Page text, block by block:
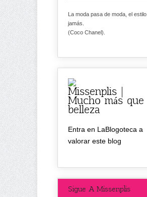
La moda pasa de moda, el estilo
jamás.
(Coco Chanel).
Missenplis |
Mucho más que
belleza
Entra en LaBlogoteca a
valorar este blog
Sigue A Missenplis